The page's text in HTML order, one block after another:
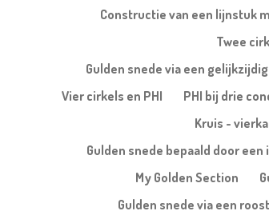
Constructie van een lijnstuk
Twee
Gulden snede via een
Vier cirkels en PHI
PHI bij drie
Kruis -
Gulden snede bepaald door
My Golden Section
Gulden snede via een